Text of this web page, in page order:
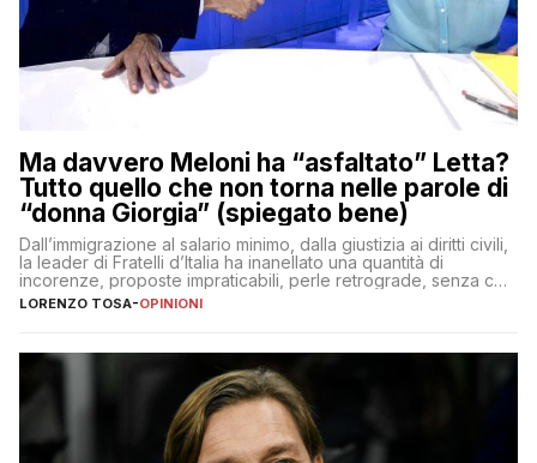
Ma davvero Meloni ha “asfaltato” Letta?
Tutto quello che non torna nelle parole di
“donna Giorgia” (spiegato bene)
Dall’immigrazione al salario minimo, dalla giustizia ai diritti civili,
la leader di Fratelli d’Italia ha inanellato una quantità di
incorenze, proposte impraticabili, perle retrograde, senza che
nessuno – a destra come a sinistra – glielo abbia fatto notare
LORENZO TOSA-OPINIONI